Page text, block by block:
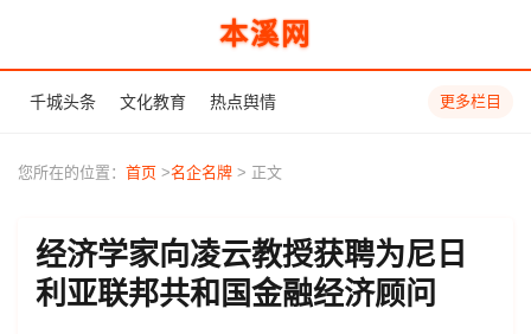
本溪网
千城头条 文化教育 热点舆情 更多栏目
您所在的位置： 首页 >名企名牌 > 正文
经济学家向凌云教授获聘为尼日
利亚联邦共和国金融经济顾问